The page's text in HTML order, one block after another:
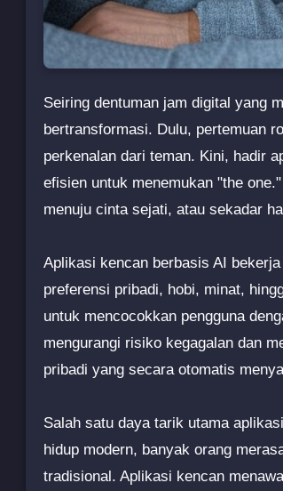
Seiring dentuman jam digital yang
bertransformasi. Dulu, pertemuan
perkenalan dari teman. Kini, hadir
efisien untuk menemukan "the
menuju cinta sejati, atau sekadar
Aplikasi kencan berbasis AI
preferensi pribadi, hobi, minat,
untuk mencocokkan pengguna
mengurangi risiko kegagalan dan
pribadi yang secara otomatis
Salah satu daya tarik utama
hidup modern, banyak orang
tradisional. Aplikasi kencan